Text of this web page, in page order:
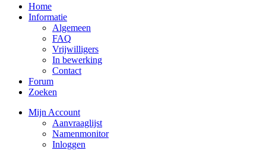
Home
Informatie
Algemeen
FAQ
Vrijwilligers
In bewerking
Contact
Forum
Zoeken
Mijn Account
Aanvraaglijst
Namenmonitor
Inloggen